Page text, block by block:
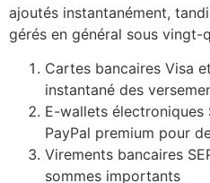
ajoutés instantanément,
gérés en général sous vingt-
Cartes bancaires Visa
instantané des
E-wallets
PayPal premium pour
Virements bancaires
sommes importants